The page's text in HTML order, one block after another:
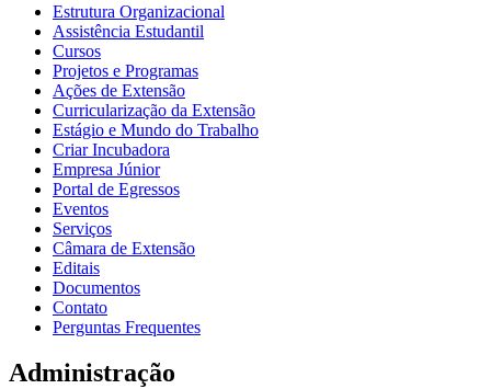
Estrutura Organizacional
Assistência Estudantil
Cursos
Projetos e Programas
Ações de Extensão
Curricularização da Extensão
Estágio e Mundo do Trabalho
Criar Incubadora
Empresa Júnior
Portal de Egressos
Eventos
Serviços
Câmara de Extensão
Editais
Documentos
Contato
Perguntas Frequentes
Administração